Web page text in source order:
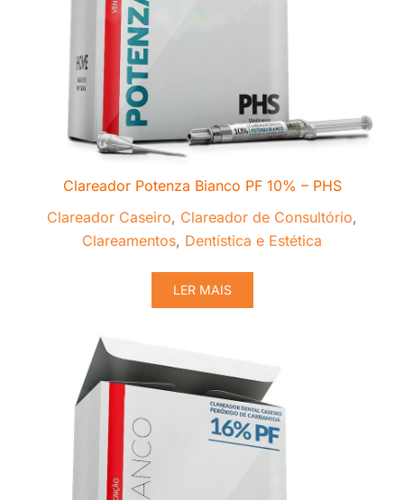
Clareador Potenza Bianco PF 10% – PHS
Clareador Caseiro, Clareador de Consultório,
Clareamentos, Dentística e Estética
LER MAIS